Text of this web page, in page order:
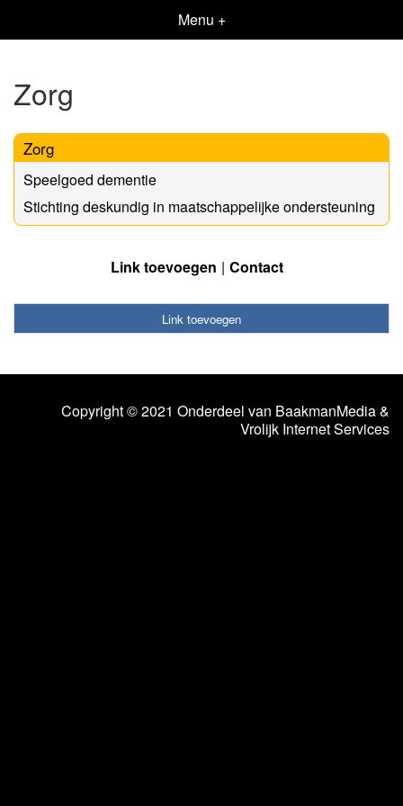
Menu +
Zorg
Zorg
Speelgoed dementie
Stichting deskundig in maatschappelijke ondersteuning
Link toevoegen Contact
Link toevoegen
Copyright © 2021 Onderdeel van BaakmanMedia&
Vrolijk Internet Services